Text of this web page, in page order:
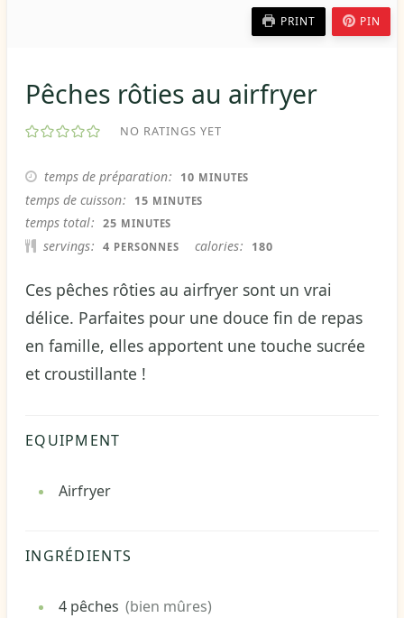
PRINT PIN
Pêches rôties au airfryer
NO RATINGS YET
temps de préparation 10 MINUTES
MINUTES
temps de cuisson 15 MINUTES
MINUTES
temps total 25 MINUTES
MINUTES
servings 4 PERSONNES calories 180
Ces pêches rôties au airfryer sont un vrai
délice. Parfaites pour une douce fin de repas
en famille, elles apportent une touche sucrée
et croustillante !
EQUIPMENT
Airfryer
INGRÉDIENTS
4 pêches (bien mûres)